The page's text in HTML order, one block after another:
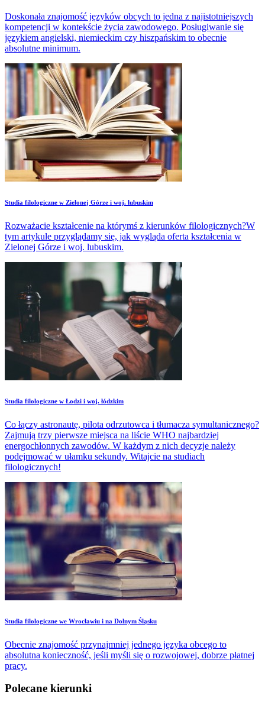
Doskonała znajomość języków obcych to jedna z najistotniejszych
kompetencji w kontekście życia zawodowego. Posługiwanie się
językiem angielski, niemieckim czy hiszpańskim to obecnie
absolutne minimum.
Studia filologiczne w Zielonej Górze i woj. lubuskim
Rozważacie kształcenie na którymś z kierunków filologicznych?W
tym artykule przyglądamy się, jak wygląda oferta kształcenia w
Zielonej Górze i woj. lubuskim.
Studia filologiczne w Łodzi i woj. łódzkim
Co łączy astronautę, pilota odrzutowca i tłumacza symultanicznego?
Zajmują trzy pierwsze miejsca na liście WHO najbardziej
energochłonnych zawodów. W każdym z nich decyzje należy
podejmować w ułamku sekundy. Witajcie na studiach
filologicznych!
Studia filologiczne we Wrocławiu i na Dolnym Śląsku
Obecnie znajomość przynajmniej jednego języka obcego to
absolutna konieczność, jeśli myśli się o rozwojowej, dobrze płatnej
pracy.
Polecane kierunki